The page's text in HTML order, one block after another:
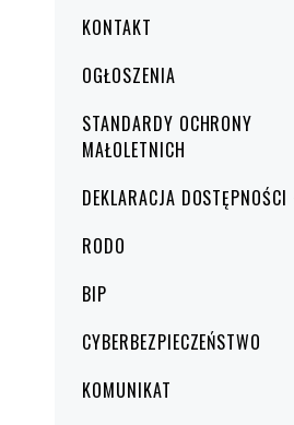
KONTAKT
OGŁOSZENIA
STANDARDY OCHRONY
MAŁOLETNICH
DEKLARACJA DOSTĘPNOŚCI
RODO
BIP
CYBERBEZPIECZEŃSTWO
KOMUNIKAT